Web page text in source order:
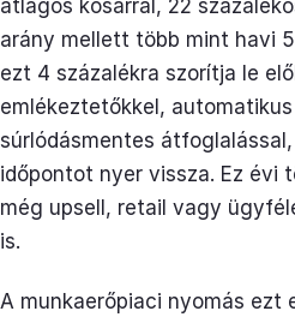
átlagos kosárral, 22
arány mellett több mint havi
ezt 4 százalékra szorítja le
emlékeztetőkkel,
súrlódásmentes
időpontot nyer vissza. Ez évi
még upsell, retail vagy
is.
A munkaerőpiaci nyomás ezt